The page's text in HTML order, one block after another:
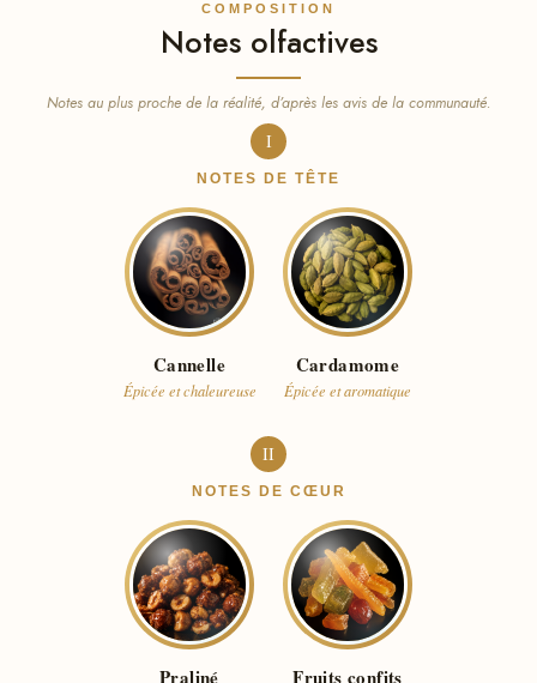
COMPOSITION
Notes olfactives
Notes au plus proche de la réalité, d’après les avis de la communauté.
I
NOTES DE TÊTE
Cannelle
Épicée et chaleureuse
Cardamome
Épicée et aromatique
II
NOTES DE CŒUR
Praliné Fruits confits